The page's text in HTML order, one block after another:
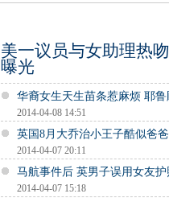
美一议员与女助理热
曝光
华裔女生天生苗条惹麻烦 耶
2014-04-08 14:51
英国8月大乔治小王子酷似爸
2014-04-07 20:11
马航事件后 英男子误用女友
2014-04-07 15:18